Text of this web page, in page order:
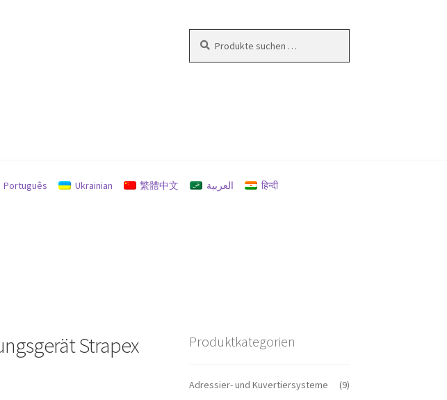
nach:
Português Ukrainian 繁體中文 العربية
हिन्दी
Strapex Produktkategorien
Adressier- und Kuvertiersysteme
(9)